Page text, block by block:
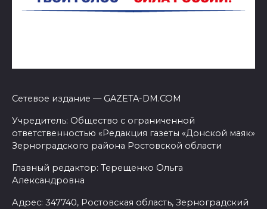
Сетевое издание — GAZETA-DM.COM
Учредитель: Общество с ограниченной
ответственностью «Редакция газеты «Донской маяк»
Зерноградского района Ростовской области
Главный редактор: Терещенко Ольга
Александровна
Адрес: 347740, Ростовская область, Зерноградский